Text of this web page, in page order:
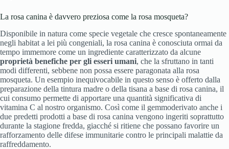
La rosa canina è davvero preziosa come la rosa mosqueta?
Disponibile in natura come specie vegetale che cresce spontaneamente
negli habitat a lei più congeniali, la rosa canina è conosciuta ormai da
tempo immemore come un ingrediente caratterizzato da alcune
proprietà benefiche per gli esseri umani, che la sfruttano in tanti
modi differenti, sebbene non possa essere paragonata alla rosa
mosqueta. Un esempio inequivocabile in questo senso è offerto dalla
preparazione della tintura madre o della tisana a base di rosa canina, il
cui consumo permette di apportare una quantità significativa di
vitamina C al nostro organismo. Così come il gemmoderivato anche i
due predetti prodotti a base di rosa canina vengono ingeriti soprattutto
durante la stagione fredda, giacché si ritiene che possano favorire un
rafforzamento delle difese immunitarie contro le principali malattie da
raffreddamento.